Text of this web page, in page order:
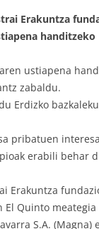
Erakuntza
ustiapena
zabaldu.
Erdizko
pribatuen
erabili behar
Erakuntza
El Quinto
S.A.